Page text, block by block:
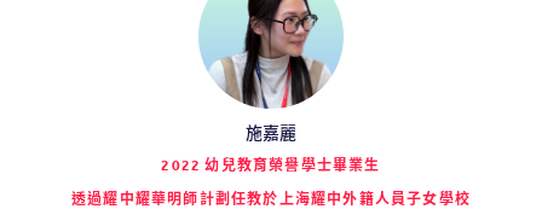
施嘉麗
2022 幼兒教育榮譽學士畢業生
透過耀中耀華明師計劃任教於上海耀中外籍人員子女學校